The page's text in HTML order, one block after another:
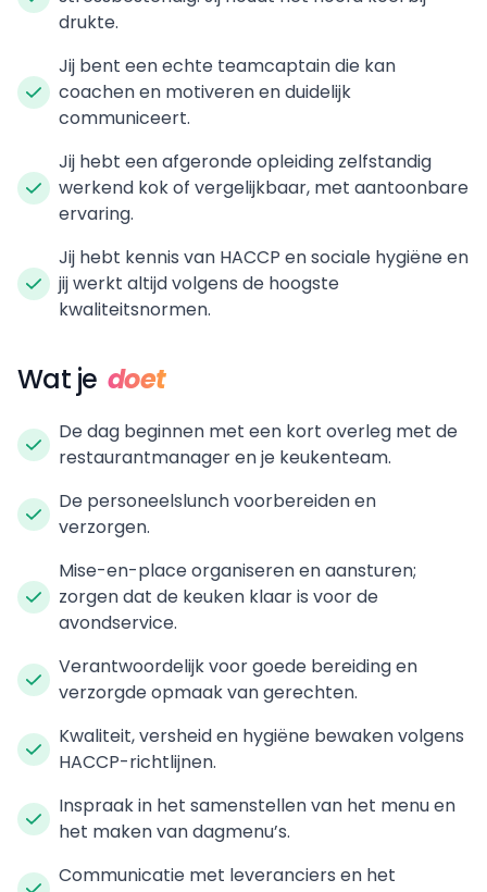
drukte.
Jij bent een echte teamcaptain die kan
coachen en motiveren en duidelijk
communiceert.
Jij hebt een afgeronde opleiding zelfstandig
werkend kok of vergelijkbaar, met aantoonbare
ervaring.
Jij hebt kennis van HACCP en sociale hygiëne en
jij werkt altijd volgens de hoogste
kwaliteitsnormen.
Wat je doet
De dag beginnen met een kort overleg met de
restaurantmanager en je keukenteam.
De personeelslunch voorbereiden en
verzorgen.
Mise-en-place organiseren en aansturen;
zorgen dat de keuken klaar is voor de
avondservice.
Verantwoordelijk voor goede bereiding en
verzorgde opmaak van gerechten.
Kwaliteit, versheid en hygiëne bewaken volgens
HACCP-richtlijnen.
Inspraak in het samenstellen van het menu en
het maken van dagmenu’s.
Communicatie met leveranciers en het